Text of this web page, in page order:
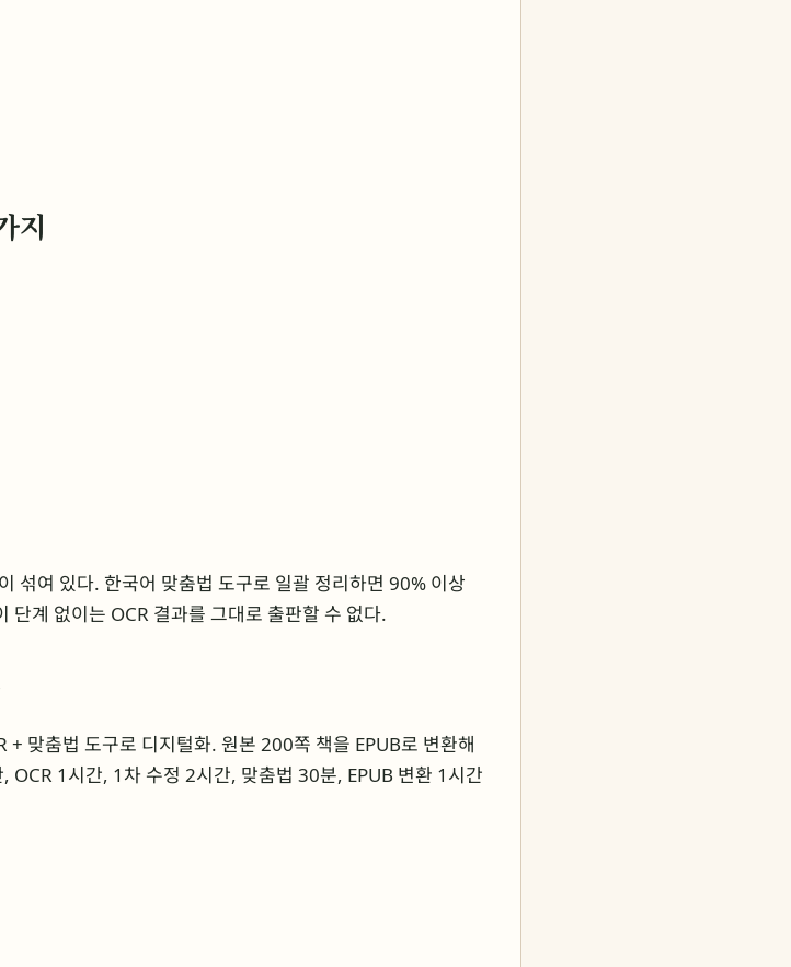
지
섞여 있다. 한국어 맞춤법 도구로 일괄 정리하면 90% 이상
계 없이는 OCR 결과를 그대로 출판할 수 없다.
맞춤법 도구로 디지털화. 원본 200쪽 책을 EPUB로 변환해
OCR 1시간, 1차 수정 2시간, 맞춤법 30분, EPUB 변환 1시간